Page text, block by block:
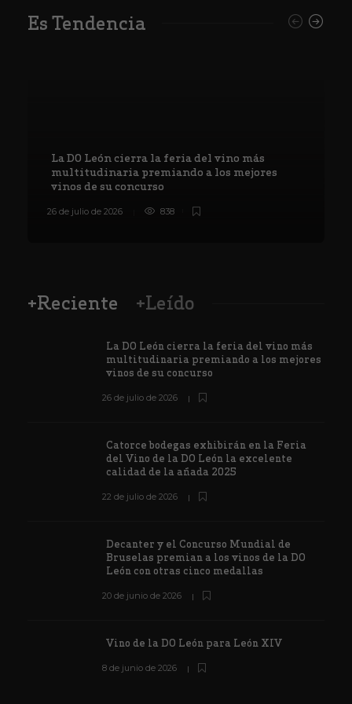
Es Tendencia
La DO León cierra la feria del vino más
multitudinaria premiando a los mejores
vinos de su concurso
26 de julio de 2026 838
+Reciente +Leído
La DO León cierra la feria del vino más
multitudinaria premiando a los mejores
vinos de su concurso
26 de julio de 2026
Catorce bodegas exhibirán en la Feria
del Vino de la DO León la excelente
calidad de la añada 2025
22 de julio de 2026
Decanter y el Concurso Mundial de
Bruselas premian a los vinos de la DO
León con otras cinco medallas
20 de junio de 2026
Vino de la DO León para León XIV
8 de junio de 2026